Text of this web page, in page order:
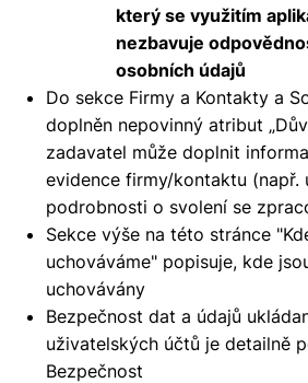
který se využitím
nezbavuje
osobních údajů
Do sekce Firmy a Kontakty a
doplněn nepovinný atribut
zadavatel může doplnit
evidence firmy/kontaktu (např.
podrobnosti o svolení se
Sekce výše na této stránce
uchováváme" popisuje, kde
uchovávány
Bezpečnost dat a údajů
uživatelských účtů je detailně
Bezpečnost